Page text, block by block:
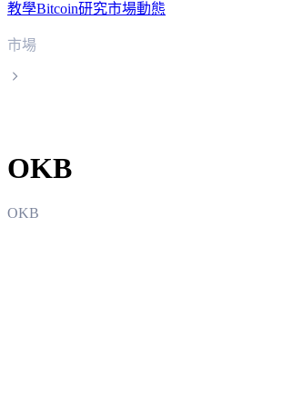
教學Bitcoin研究市場動態
市場
OKB
OKB